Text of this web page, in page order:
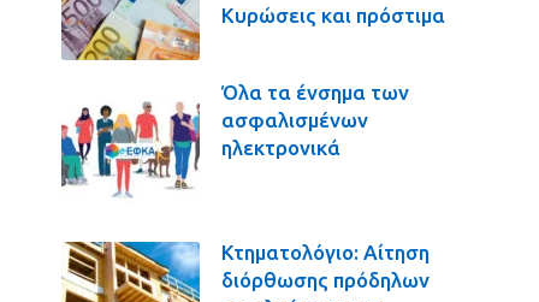
Κυρώσεις και πρόστιμα
Όλα τα ένσημα των
ασφαλισμένων
ηλεκτρονικά
Κτηματολόγιο: Αίτηση
διόρθωσης πρόδηλων